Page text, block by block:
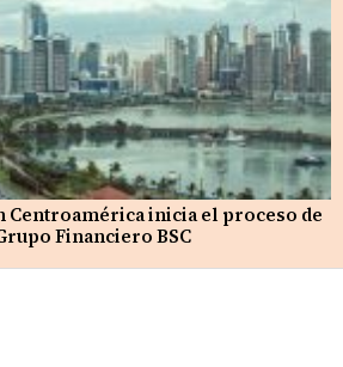
Centroamérica inicia el proceso de
Financiero BSC